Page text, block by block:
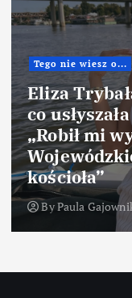
Tego nie wiesz o...
Eliza
co
„Robił mi
kościoła”
ByPaula